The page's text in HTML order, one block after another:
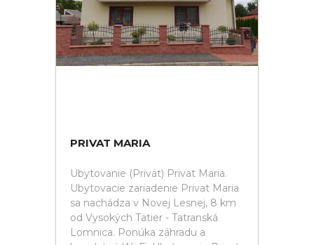
PRIVAT MARIA
Ubytovanie (Privát) Privat Maria.
Ubytovacie zariadenie Privat Maria
sa nachádza v Novej Lesnej, 8 km
od Vysokých Tatier - Tatranská
Lomnica. Ponúka záhradu a